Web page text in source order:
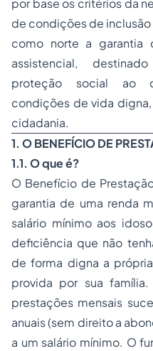
por base os critérios da
de condições de
como norte a garantia
assistencial,
proteção social ao
condições de vida
cidadania.
1. O BENEFÍCIO DE
1.1. O que é?
O Benefício de
garantia de uma renda
salário mínimo aos
deficiência que não
de forma digna a
provida por sua
prestações mensais
anuais (sem direito a
a um salário mínimo. O